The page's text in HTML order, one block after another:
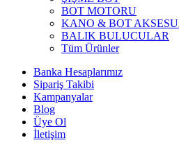
BOT MOTORU
KANO & BOT
BALIK BULUCULAR
Tüm Ürünler
Banka Hesaplarımız
Sipariş Takibi
Kampanyalar
Blog
Üye Ol
İletişim